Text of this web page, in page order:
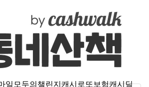
일모두의챌린지캐시로또보험캐시딜